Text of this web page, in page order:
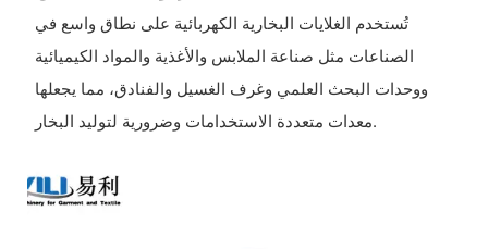
تُستخدم الغلايات البخارية الكهربائية على نطاق واسع في
الصناعات مثل صناعة الملابس والأغذية والمواد الكيميائية
ووحدات البحث العلمي وغرف الغسيل والفنادق، مما يجعلها
معدات متعددة الاستخدامات وضرورية لتوليد البخار.